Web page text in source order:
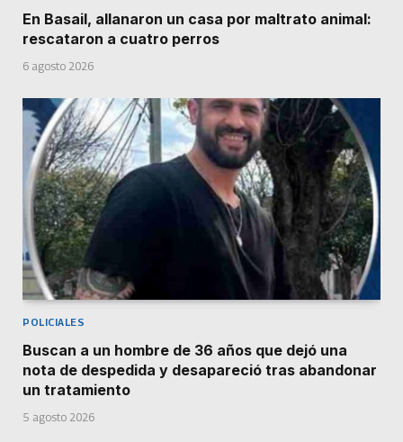
En Basail, allanaron un casa por maltrato animal:
rescataron a cuatro perros
6 agosto 2026
POLICIALES
Buscan a un hombre de 36 años que dejó una
nota de despedida y desapareció tras abandonar
un tratamiento
5 agosto 2026